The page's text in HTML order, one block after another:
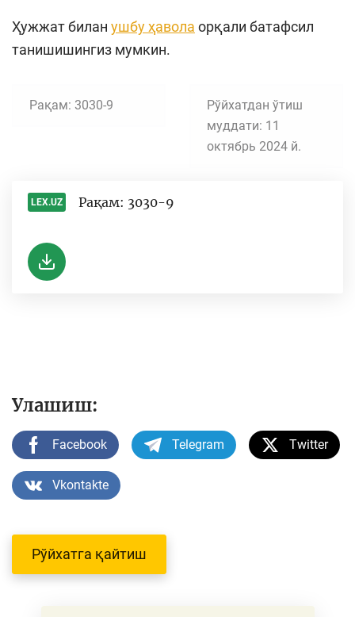
Ҳужжат билан ушбу ҳавола орқали батафсил
танишишингиз мумкин.
Рақам: 3030-9
Рўйхатдан ўтиш
муддати: 11
октябрь 2024 й.
LEX.UZ Рақам: 3030-9
Улашиш:
Facebook Telegram Twitter
Vkontakte
Рўйхатга қайтиш